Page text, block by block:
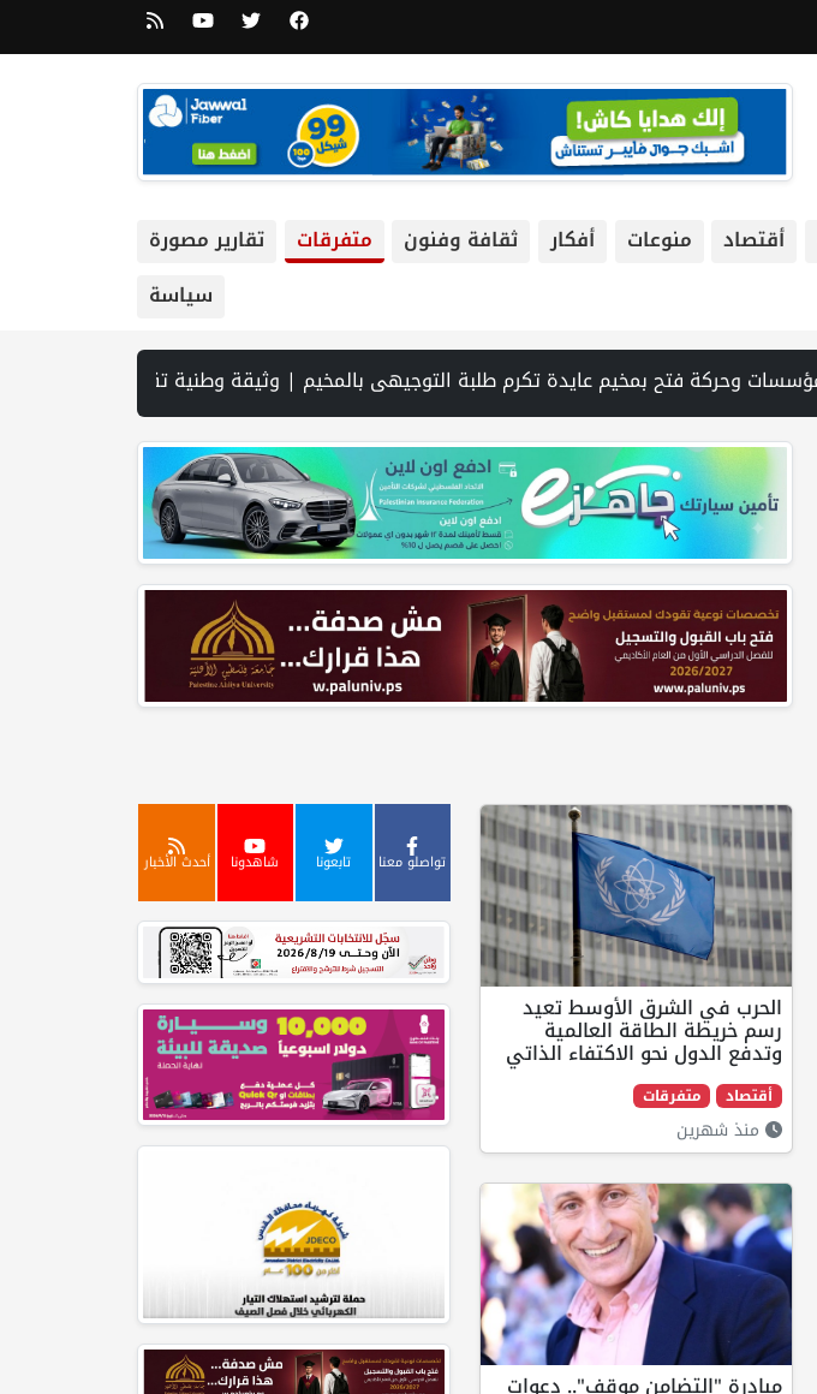
أقتصاد منوعات أفكار ثقافة وفنون متفرقات
تقارير مصورة
سياسة
الحرب في الشرق الأوسط تعيد
رسم خريطة الطاقة العالمية
وتدفع الدول نحو الاكتفاء الذاتي
أقتصاد متفرقات
منذ شهرين
مبادرة "التضامن موقف".. دعوات
تواصلو معنا تابعونا شاهدونا أحدث الأخبار